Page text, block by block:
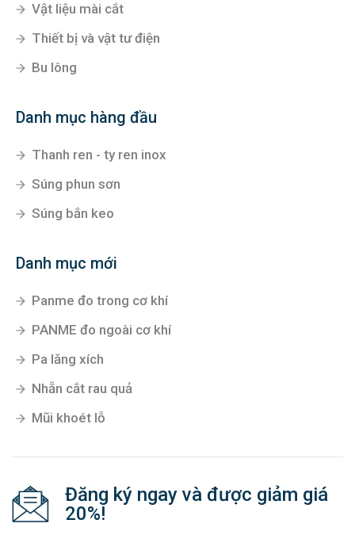
Vật liệu mài cắt
Thiết bị và vật tư điện
Bu lông
Danh mục hàng đầu
Thanh ren - ty ren inox
Súng phun sơn
Súng bắn keo
Danh mục mới
Panme đo trong cơ khí
PANME đo ngoài cơ khí
Pa lăng xích
Nhẵn cắt rau quả
Mũi khoét lỗ
Đăng ký ngay và được giảm giá
20%!